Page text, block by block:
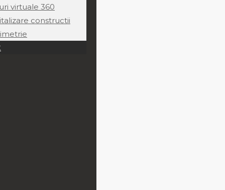
virtuale 360
constructii